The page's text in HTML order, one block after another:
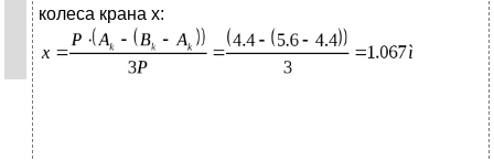
колеса крана х: